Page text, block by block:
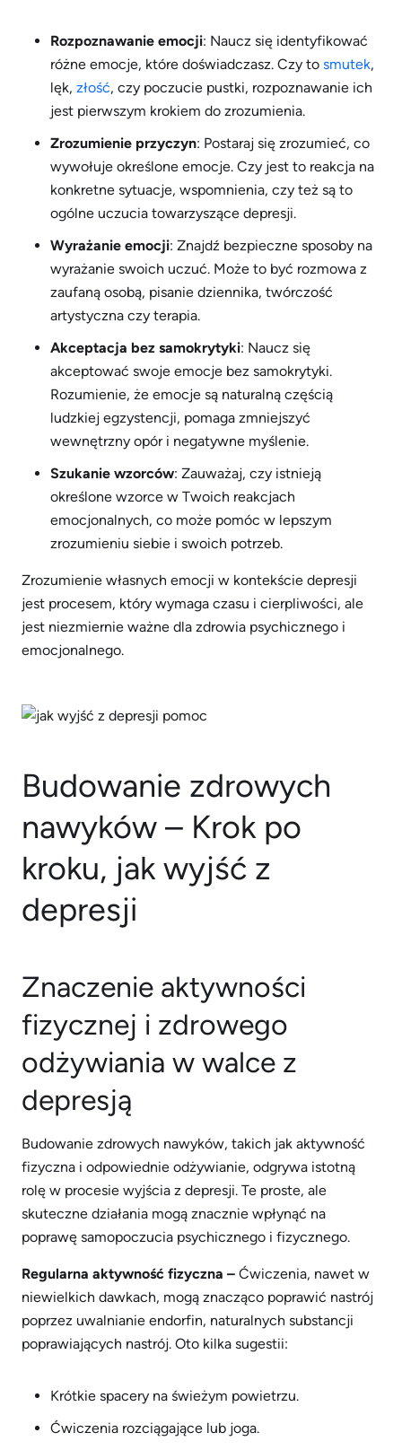
Rozpoznawanie emocji: Naucz się identyfikować
różne emocje, które doświadczasz. Czy to smutek,
lęk, złość, czy poczucie pustki, rozpoznawanie ich
jest pierwszym krokiem do zrozumienia.
Zrozumienie przyczyn: Postaraj się zrozumieć, co
wywołuje określone emocje. Czy jest to reakcja na
konkretne sytuacje, wspomnienia, czy też są to
ogólne uczucia towarzyszące depresji.
Wyrażanie emocji: Znajdź bezpieczne sposoby na
wyrażanie swoich uczuć. Może to być rozmowa z
zaufaną osobą, pisanie dziennika, twórczość
artystyczna czy terapia.
Akceptacja bez samokrytyki: Naucz się
akceptować swoje emocje bez samokrytyki.
Rozumienie, że emocje są naturalną częścią
ludzkiej egzystencji, pomaga zmniejszyć
wewnętrzny opór i negatywne myślenie.
Szukanie wzorców: Zauważaj, czy istnieją
określone wzorce w Twoich reakcjach
emocjonalnych, co może pomóc w lepszym
zrozumieniu siebie i swoich potrzeb.
Zrozumienie własnych emocji w kontekście depresji
jest procesem, który wymaga czasu i cierpliwości, ale
jest niezmiernie ważne dla zdrowia psychicznego i
emocjonalnego.
Budowanie zdrowych
nawyków – Krok po
kroku, jak wyjść z
depresji
Znaczenie aktywności
fizycznej i zdrowego
odżywiania w walce z
depresją
Budowanie zdrowych nawyków, takich jak aktywność
fizyczna i odpowiednie odżywianie, odgrywa istotną
rolę w procesie wyjścia z depresji. Te proste, ale
skuteczne działania mogą znacznie wpłynąć na
poprawę samopoczucia psychicznego i fizycznego.
Regularna aktywność fizyczna – Ćwiczenia, nawet w
niewielkich dawkach, mogą znacząco poprawić nastrój
poprzez uwalnianie endorfin, naturalnych substancji
poprawiających nastrój. Oto kilka sugestii:
Krótkie spacery na świeżym powietrzu.
Ćwiczenia rozciągające lub joga.